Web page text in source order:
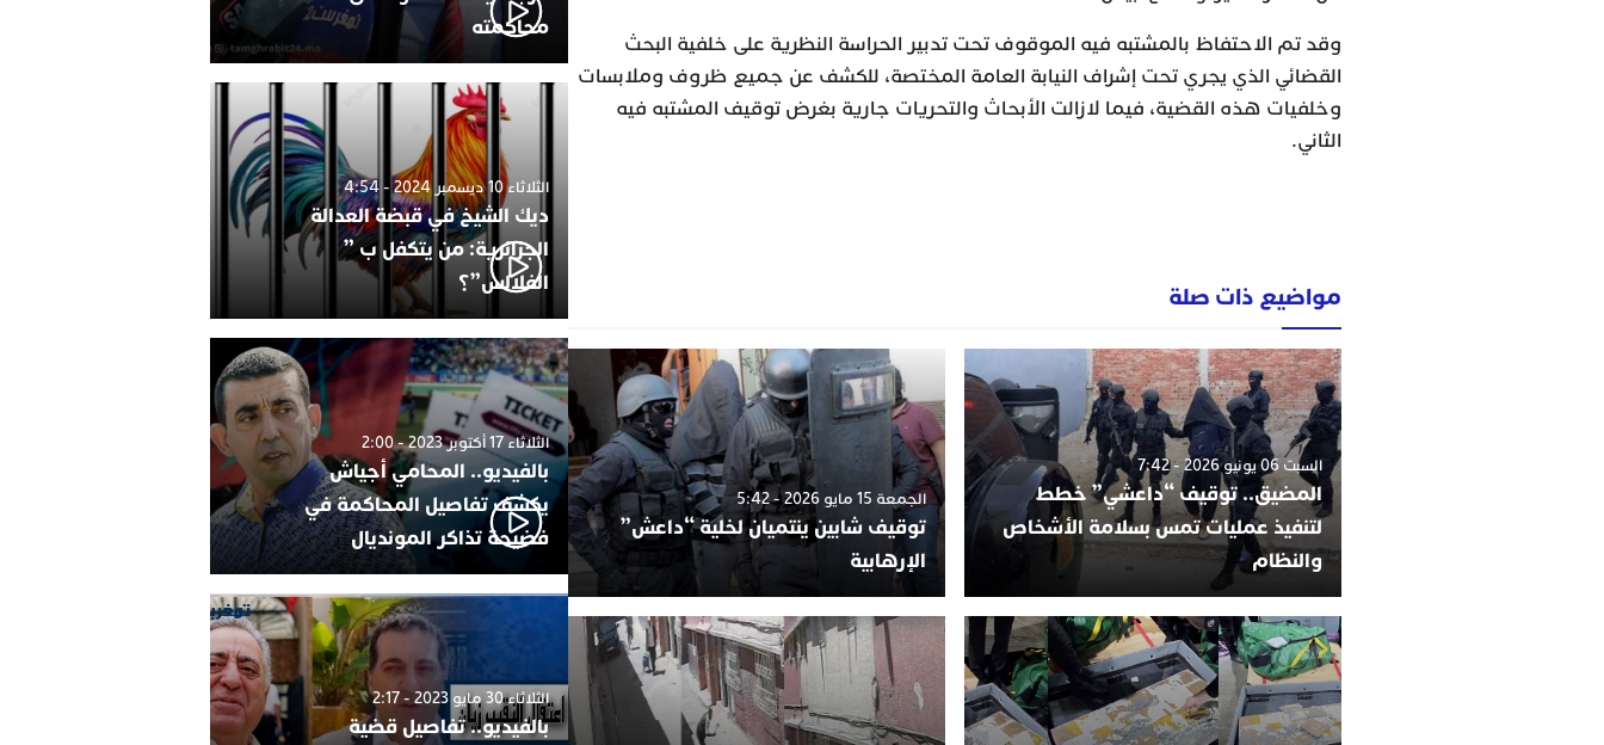
وقد تم الاحتفاظ بالمشتبه فيه الموقوف تحت تدبير الحراسة النظرية على خلفية البحث
القضائي الذي يجري تحت إشراف النيابة العامة المختصة، للكشف عن جميع ظروف وملابسات
وخلفيات هذه القضية، فيما لازالت الأبحاث والتحريات جارية بغرض توقيف المشتبه فيه
الثاني.
مواضيع ذات صلة
السبت 06 يونيو 2026 - 7:42
المضيق.. توقيف “داعشي” خطط
لتنفيذ عمليات تمس بسلامة الأشخاص
والنظام
الجمعة 15 مايو 2026 - 5:42
توقيف شابين ينتميان لخلية “داعش”
الإرهابية
محاكمته
الثلاثاء 10 ديسمبر 2024 - 4:54
ديك الشيخ في قبضة العدالة
الجزائرية: من يتكفل ب ”
الفلالس”؟
الثلاثاء 17 أكتوبر 2023 - 2:00
بالفيديو.. المحامي أجياش
يكشف تفاصيل المحاكمة في
فضيحة تذاكر المونديال
الثلاثاء 30 مايو 2023 - 2:17
بالفيديو.. تفاصيل قضية